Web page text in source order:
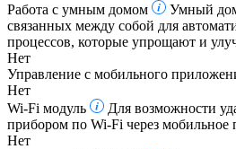
Работа с умным домом
Умный
связанных между собой для
процессов, которые упрощают и
Нет
Управление c мобильного
Нет
Wi-Fi модуль
Для возможности
прибором по Wi-Fi через мобильное
Нет